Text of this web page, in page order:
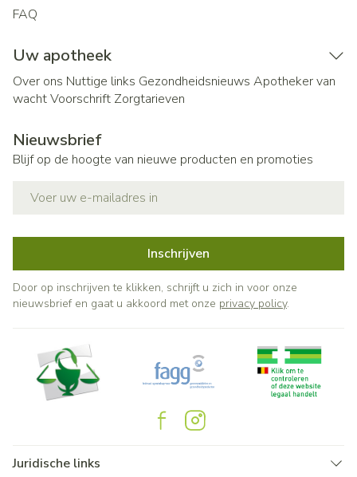
FAQ
Uw apotheek
Over ons Nuttige links Gezondheidsnieuws Apotheker van
wachtVoorschrift Zorgtarieven
Nieuwsbrief
Blijf op de hoogte van nieuwe producten en promoties
Inschrijven
Door op inschrijven te klikken, schrijft u zich in voor onze
nieuwsbrief en gaat u akkoord met onze privacy policy.
Juridische links